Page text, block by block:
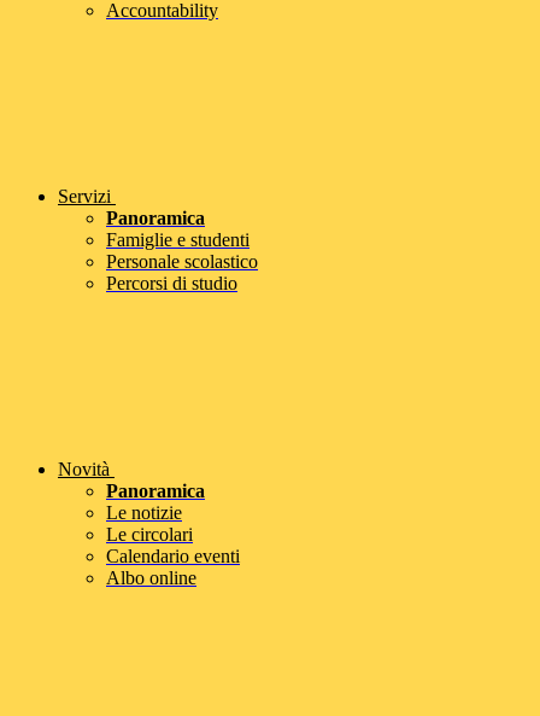
Accountability
Servizi
Panoramica
Famiglie e studenti
Personale scolastico
Percorsi di studio
Novità
Panoramica
Le notizie
Le circolari
Calendario eventi
Albo online